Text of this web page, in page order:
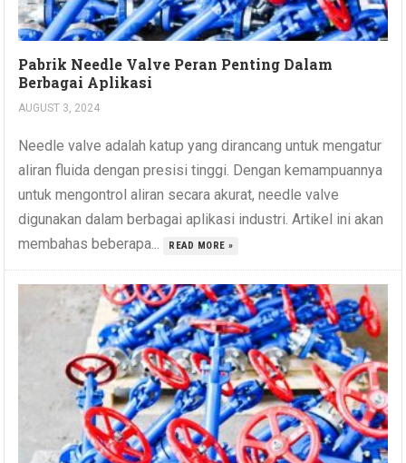
Pabrik Needle Valve Peran Penting Dalam
Berbagai Aplikasi
AUGUST 3, 2024
Needle valve adalah katup yang dirancang untuk mengatur
aliran fluida dengan presisi tinggi. Dengan kemampuannya
untuk mengontrol aliran secara akurat, needle valve
digunakan dalam berbagai aplikasi industri. Artikel ini akan
membahas beberapa...
READ MORE »